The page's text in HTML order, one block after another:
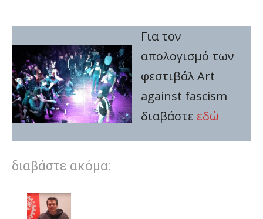
Για τον
απολογισμό των
φεστιβάλ Art
against fascism
διαβάστε εδώ
διαβάστε ακόμα: